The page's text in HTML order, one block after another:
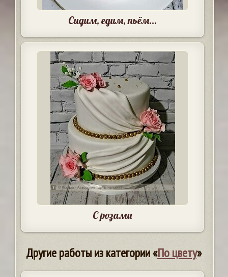
Сидим, едим, пьём...
С розами
Другие работы из категории «По цвету»